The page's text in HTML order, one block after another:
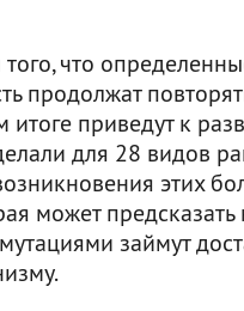
что
продолжат
приведут к
для 28 видов
этих
может
займут